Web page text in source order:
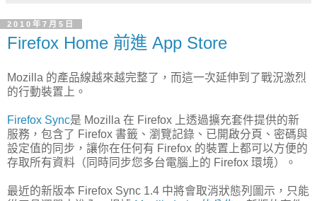
2010年7月5日
Firefox Home 前進 App Store
Mozilla 的產品線越來越完整了，而這一次延伸到了戰況激烈
的行動裝置上。
Firefox Sync是 Mozilla 在 Firefox 上透過擴充套件提供的新
服務，包含了 Firefox 書籤、瀏覽記錄、已開啟分頁、密碼與
設定值的同步，讓你在任何有 Firefox 的裝置上都可以方便的
存取所有資料（同時同步您多台電腦上的 Firefox 環境）。
最近的新版本 Firefox Sync 1.4 中將會取消狀態列圖示，只能